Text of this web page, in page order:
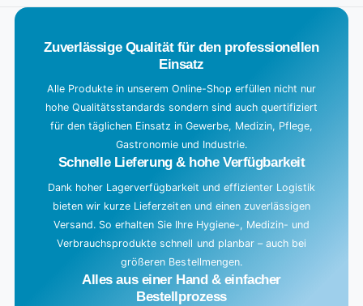
a
Zuverlässige Qualität für den professionellen
Einsatz
Alle Produkte in unserem Online-Shop erfüllen nicht nur
hohe Qualitätsstandards sondern sind auch quertifiziert
für den täglichen Einsatz in Gewerbe, Medizin, Pflege,
Gastronomie und Industrie.
Schnelle Lieferung & hohe Verfügbarkeit
Dank hoher Lagerverfügbarkeit und effizienter Logistik
bieten wir kurze Lieferzeiten und einen zuverlässigen
Versand. So erhalten Sie Ihre Hygiene-, Medizin- und
Verbrauchsprodukte schnell und planbar – auch bei
größeren Bestellmengen.
Alles aus einer Hand & einfacher
Bestellprozess